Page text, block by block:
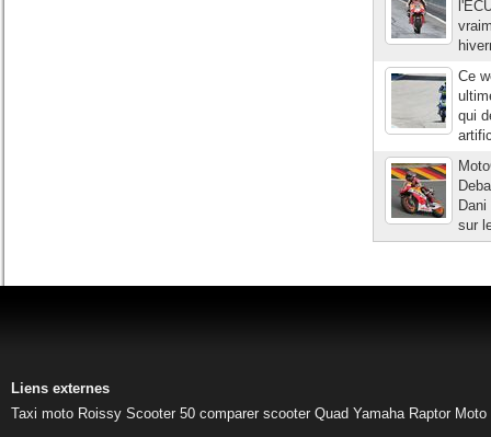
Ce
qui
sur
Liens externes
Taxi moto Roissy Scooter 50 comparer scooter Quad Yamaha Raptor